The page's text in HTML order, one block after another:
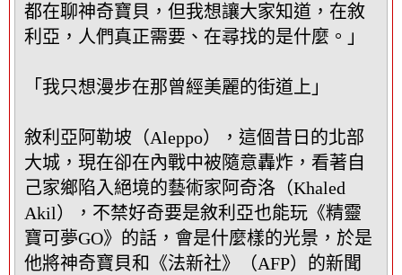
都在聊神奇寶貝，但我想讓大家知道，在敘
利亞，人們真正需要、在尋找的是什麼。」
「我只想漫步在那曾經美麗的街道上」
敘利亞阿勒坡（Aleppo），這個昔日的北部
大城，現在卻在內戰中被隨意轟炸，看著自
己家鄉陷入絕境的藝術家阿奇洛（Khaled
Akil），不禁好奇要是敘利亞也能玩《精靈
寶可夢GO》的話，會是什麼樣的光景，於是
他將神奇寶貝和《法新社》（AFP）的新聞